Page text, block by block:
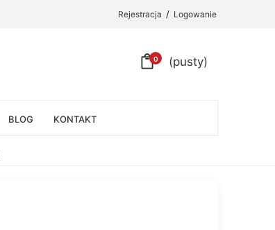
Rejestracja / Logowanie
0 (pusty)
BLOG KONTAKT